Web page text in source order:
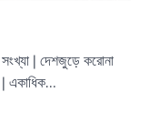
| দেশজুড়ে করোনা
| একাধিক…